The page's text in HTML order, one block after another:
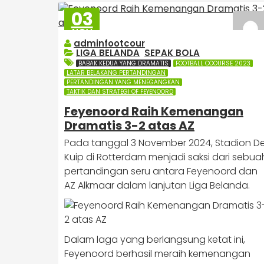
03
NOV
2024
adminfootcour
LIGA BELANDA SEPAK BOLA
BABAK KEDUA YANG DRAMATIS
FOOTBALL COOURSE 2023
LATAR BELAKANG PERTANDINGAN
PERTANDINGAN YANG MENEGANGKAN
TAKTIK DAN STRATEGI OF FEYENOORD
​Feyenoord Raih Kemenangan
Dramatis 3-2 atas AZ
Pada tanggal 3 November 2024, Stadion
Kuip di Rotterdam menjadi saksi dari
pertandingan seru antara Feyenoord dan
AZ Alkmaar dalam lanjutan Liga Belanda.
Dalam laga yang berlangsung ketat ini,
Feyenoord berhasil meraih kemenangan